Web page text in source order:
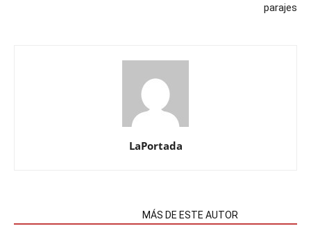
parajes
LaPortada
MÁS DE ESTE AUTOR